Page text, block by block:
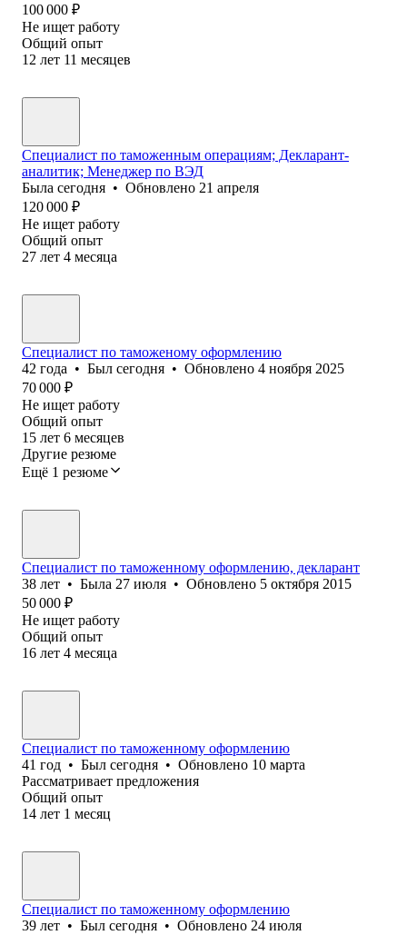
100 000 ₽
Не ищет работу
Общий опыт
12 лет 11 месяцев
Специалист по таможенным операциям; Декларант-
аналитик; Менеджер по ВЭД
Была сегодня • Обновлено 21 апреля
120 000 ₽
Не ищет работу
Общий опыт
27 лет 4 месяца
Специалист по таможеному оформлению
42 года • Был сегодня • Обновлено 4 ноября 2025
70 000 ₽
Не ищет работу
Общий опыт
15 лет 6 месяцев
Другие резюме
Ещё 1 резюме
Специалист по таможенному оформлению, декларант
38 лет • Была 27 июля • Обновлено 5 октября 2015
50 000 ₽
Не ищет работу
Общий опыт
16 лет 4 месяца
Специалист по таможенному оформлению
41 год • Был сегодня • Обновлено 10 марта
Рассматривает предложения
Общий опыт
14 лет 1 месяц
Специалист по таможенному оформлению
39 лет • Был сегодня • Обновлено 24 июля